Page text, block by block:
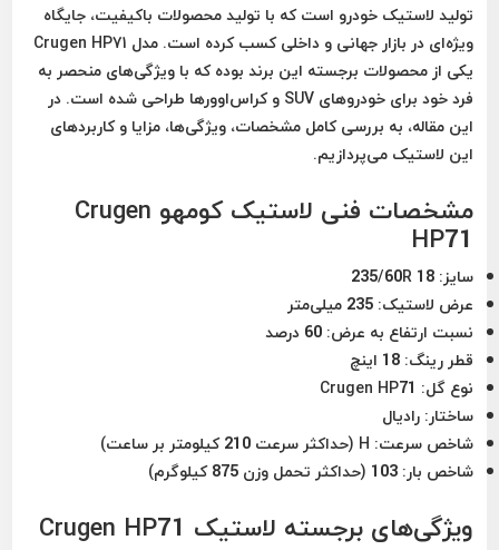
تولید لاستیک خودرو است که با تولید محصولات باکیفیت، جایگاه
ویژه‌ای در بازار جهانی و داخلی کسب کرده است. مدل Crugen HP71
یکی از محصولات برجسته این برند بوده که با ویژگی‌های منحصر به
فرد خود برای خودروهای SUV و کراس‌اوورها طراحی شده است. در
این مقاله، به بررسی کامل مشخصات، ویژگی‌ها، مزایا و کاربردهای
این لاستیک می‌پردازیم.
مشخصات فنی لاستیک کومهو Crugen
HP71
سایز: 235/60R 18
عرض لاستیک: 235 میلی‌متر
نسبت ارتفاع به عرض: 60 درصد
قطر رینگ: 18 اینچ
نوع گل:
ساختار: رادیال
شاخص سرعت:
شاخص بار: 103 (حداکثر تحمل وزن 875 کیلوگرم)
ویژگی‌های برجسته لاستیک Crugen HP71